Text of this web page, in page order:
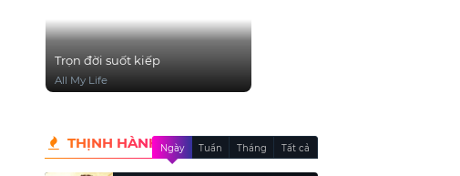
Trọn đời suốt kiếp
All My Life
THỊNH HÀNH Ngày Tuần Tháng Tất cả